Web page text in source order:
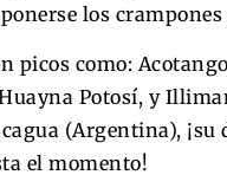
los crampones
picos como:
Potosí, y
(Argentina), ¡su
el momento!